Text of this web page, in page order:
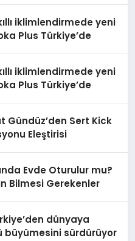
iklimlendirmede yeni
Plus Türkiye’de
iklimlendirmede yeni
Plus Türkiye’de
Gündüz’den Sert Kick
Eleştirisi
Evde Oturulur mu?
Bilmesi Gerekenler
dünyaya
büyümesini sürdürüyor